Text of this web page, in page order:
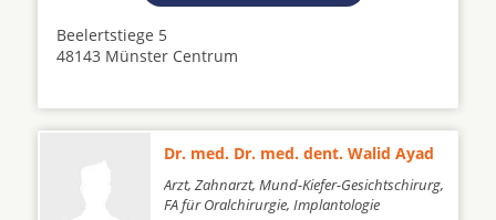
Beelertstiege 5
48143 Münster Centrum
Dr. med. Dr. med. dent. Walid Ayad
Arzt, Zahnarzt, Mund-Kiefer-Gesichtschirurg,
FA für Oralchirurgie, Implantologie